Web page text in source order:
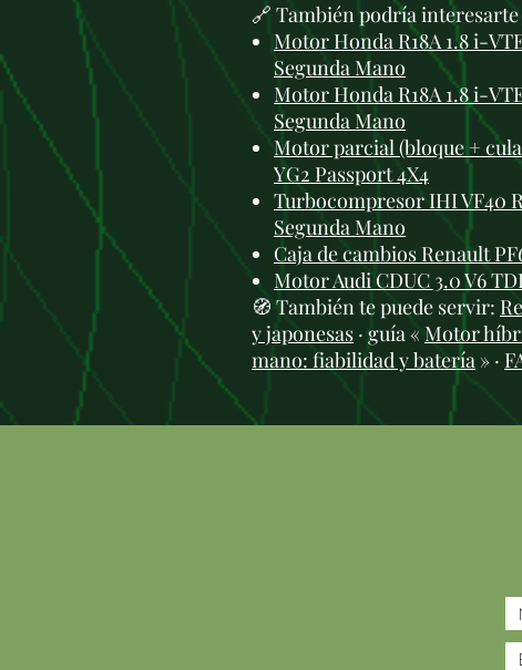
🔗 También podría interesarte
Motor Honda R18A 1.8 i-
Segunda Mano
Motor Honda R18A 1.8 i-
Segunda Mano
Motor parcial (bloque +
YG2 Passport 4X4
Turbocompresor IHI VF40
Segunda Mano
Caja de cambios Renault
Motor Audi CDUC 3.0 V6
🧭 También te puede servir:
y japonesas · guía « Motor
mano: fiabilidad y batería » ·